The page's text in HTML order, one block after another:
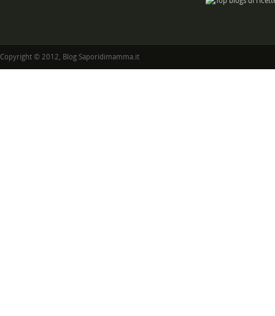
Copyright © 2012, Blog Saporidimamma.it